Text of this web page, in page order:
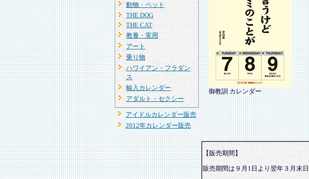
動物・ペット
THE DOG
THE CAT
教養・実用
アート
乗り物
ハワイアン・フラダン
ス
輸入カレンダー
アダルト・セクシー
アイドルカレンダー販売
2012年カレンダー販売
御教訓 カレンダー
【販売期間】
販売期間は９月1日より翌年３月末日